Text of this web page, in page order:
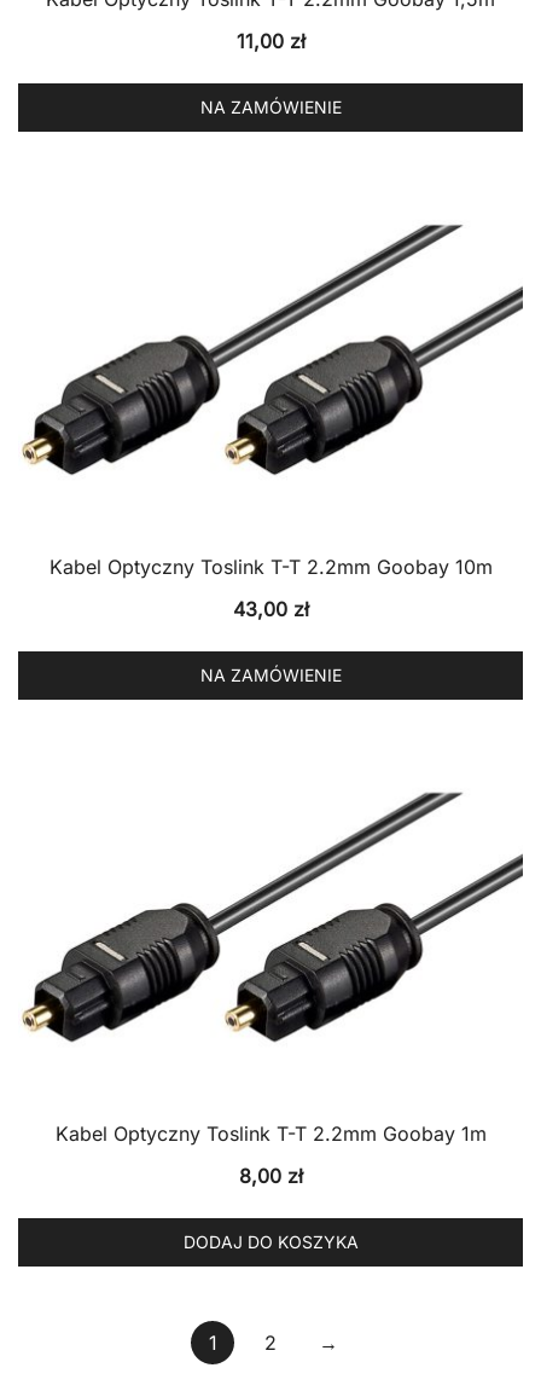
11,00 zł
NA ZAMÓWIENIE
Kabel Optyczny Toslink T-T 2.2mm Goobay 10m
43,00 zł
NA ZAMÓWIENIE
Kabel Optyczny Toslink T-T 2.2mm Goobay 1m
8,00 zł
DODAJ DO KOSZYKA
1 2 →